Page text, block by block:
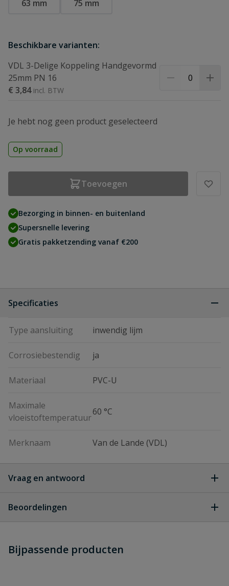
63 mm
75 mm
Beschikbare varianten:
VDL 3-Delige Koppeling Handgevormd
25mm PN 16
€ 3,84
Je hebt nog geen product geselecteerd
Op voorraad
Toevoegen
Bezorging in binnen- en buitenland
Supersnelle levering
Gratis pakketzending vanaf €200
Specificaties
Type aansluiting inwendig lijm
Corrosiebestendig ja
Materiaal PVC-U
Maximale
vloeistoftemperatuur
60 °C
Merknaam Van de Lande (VDL)
Vraag en antwoord
dit product?
Beoordelingen
Schrijf zelf een beoordeling
Bijpassende producten